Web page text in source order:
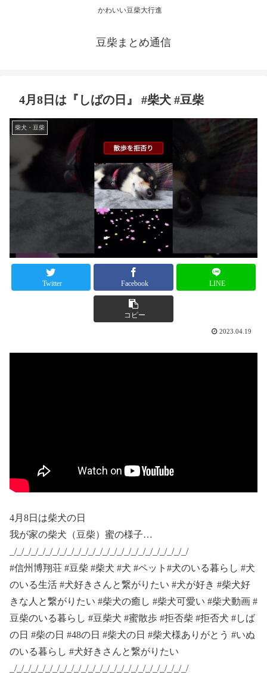
かわいい豆柴大行進
豆柴まとめ通信
4月8日は『しばの日』 #柴犬 #豆柴
柴犬・豆柴
Twitter Facebook LINE
コピー
2023.04.19
4月8日は柴犬の日
我が家の柴犬（豆柴）蜜の様子…
_/_/_/_/_/_/_/_/_/_/_/_/_/_/_/_/_/_/_/_/_/_/_/_/_/
#信州博翔荘 #豆柴 #柴犬 #犬 #ペット#犬のいる暮らし #犬
のいる生活 #犬好きさんと繋がりたい #犬が好き #柴犬好
きな人と繋がりたい #柴犬の癒し #柴犬可愛い #柴犬動画 #
豆柴のいる暮らし #豆柴犬 #蜜散歩 #拒否柴 #拒否犬 #しば
の日 #柴の日 #48の日 #柴犬の日 #柴犬様ありがとう #いぬ
のいる暮らし #犬好きさんと繋がりたい
_/_/_/_/_/_/_/_/_/_/_/_/_/_/_/_/_/_/_/_/_/_/_/_/_/